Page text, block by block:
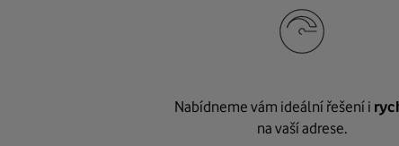
Nabídneme vám ideální řešení i
na vaší adrese.